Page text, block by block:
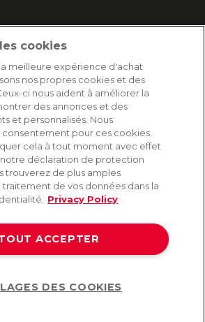
cookies
meilleure expérience d'achat
nos propres cookies et des
ci nous aident à améliorer la
des annonces et des
et personnalisés. Nous
pour ces cookies.
cela à tout moment avec effet
déclaration de protection
trouverez de plus amples
traitement de vos données dans la
Privacy Policy
ACCEPTER
DES COOKIES